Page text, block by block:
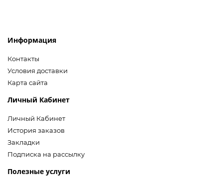
Информация
Контакты
Условия доставки
Карта сайта
Личный Кабинет
Личный Кабинет
История заказов
Закладки
Подписка на рассылку
Полезные услуги